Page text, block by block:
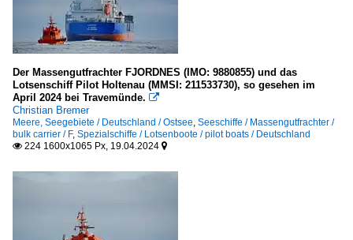
Der Massengutfrachter FJORDNES (IMO: 9880855) und das
Lotsenschiff Pilot Holtenau (MMSI: 211533730), so gesehen im
April 2024 bei Travemünde. 
Christian Bremer
Meere, Seegebiete / Deutschland / Ostsee Seeschiffe / Massengutfrachter /
bulk carrier / F, Spezialschiffe / Lotsenboote / pilot boats / Deutschland
 224 1600x1065 Px, 19.04.2024 